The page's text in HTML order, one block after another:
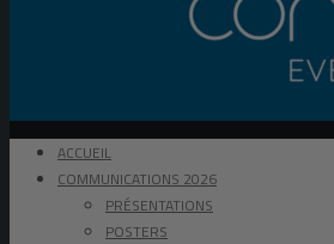
ACCUEIL
COMMUNICATIONS 2026
PRÉSENTATIONS
POSTERS